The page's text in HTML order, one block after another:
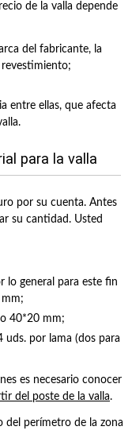
de la valla depende
del fabricante, la
entre ellas, que afecta
para la valla
por su cuenta. Antes
su cantidad. Usted
lo general para este fin
40*20 mm;
por lama (dos para
es necesario conocer
del poste de la valla.
del perímetro de la zona